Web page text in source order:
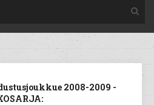
2008-2009 -